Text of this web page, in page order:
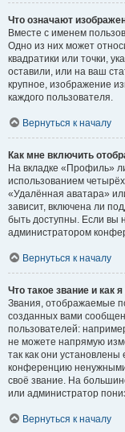
Что означают
Вместе с именем
Одно из них может
квадратики или точки,
оставили, или на ваш
крупное, изображение
каждого пользователя.
Вернуться к началу
Как мне включить
На вкладке «Профиль»
использованием
«Удалённая аватара»
зависит, включена ли
быть доступны. Если вы
администратором
Вернуться к началу
Что такое звание и как
Звания, отображаемые
созданных вами
пользователей:
не можете напрямую
так как они
конференцию
своё звание. На
или администратор
Вернуться к началу